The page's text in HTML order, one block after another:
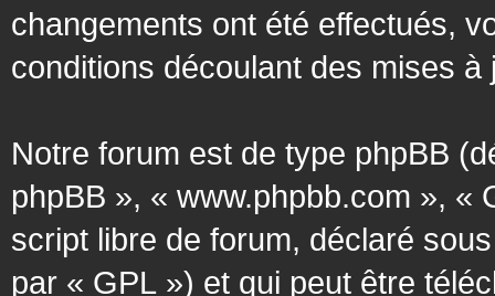
changements ont été effectués,
conditions découlant des mises
Notre forum est de type phpBB
phpBB », « www.phpbb.com », «
script libre de forum, déclaré
par « GPL ») et qui peut être